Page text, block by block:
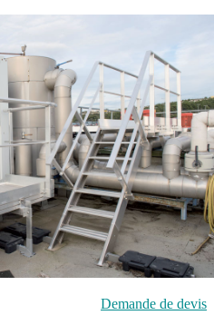
Demande de devis